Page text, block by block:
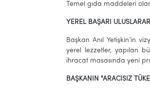
Temel gıda maddeleri
YEREL BAŞARI
Başkan Anıl Yetişkin’in
yerel lezzetler, yapılan
ihracat masasında yeni
BAŞKANIN "ARACISIZ